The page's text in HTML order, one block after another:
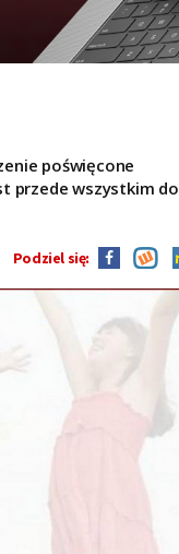
poświęcone
przede wszystkim do
Podziel się: